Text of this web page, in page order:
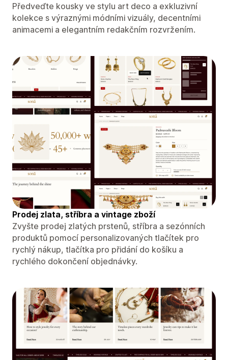
Předveďte kousky ve stylu art deco a exkluzivní
kolekce s výraznými módními vizuály, decentními
animacemi a elegantním redakčním rozvržením.
Prodej zlata, stříbra a vintage zboží
Zvyšte prodej zlatých prstenů, stříbra a sezónních
produktů pomocí personalizovaných tlačítek pro
rychlý nákup, tlačítka pro přidání do košíku a
rychlého dokončení objednávky.